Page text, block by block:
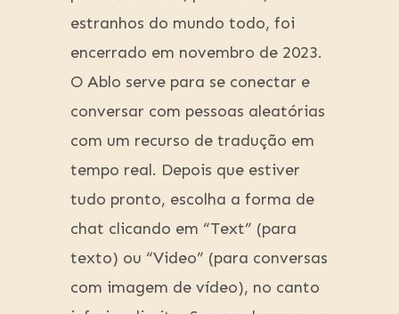
estranhos do mundo todo, foi
encerrado em novembro de 2023.
O Ablo serve para se conectar e
conversar com pessoas aleatórias
com um recurso de tradução em
tempo real. Depois que estiver
tudo pronto, escolha a forma de
chat clicando em “Text” (para
texto) ou “Video” (para conversas
com imagem de vídeo), no canto